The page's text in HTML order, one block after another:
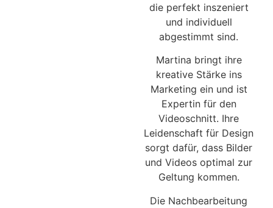
die perfekt inszeniert
und individuell
abgestimmt sind.
Martina bringt ihre
kreative Stärke ins
Marketing ein und ist
Expertin für den
Videoschnitt. Ihre
Leidenschaft für Design
sorgt dafür, dass Bilder
und Videos optimal zur
Geltung kommen.
Die Nachbearbeitung